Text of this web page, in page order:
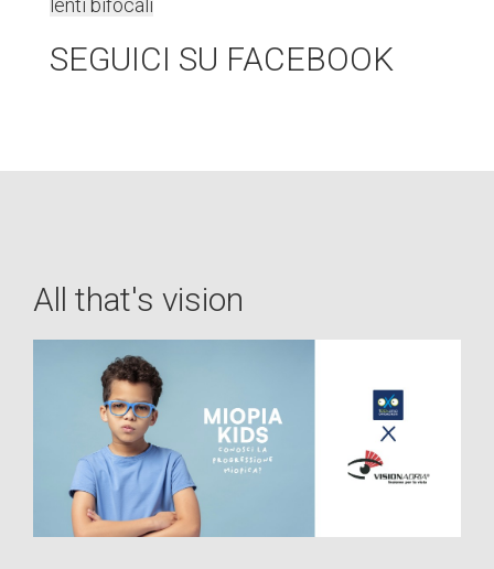
lenti bifocali
SEGUICI SU FACEBOOK
All that's vision